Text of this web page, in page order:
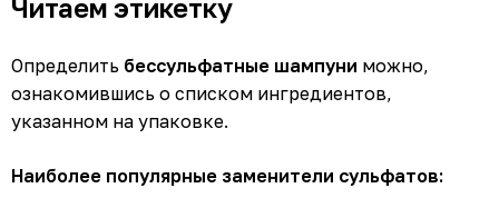
Читаем этикетку
Определить бессульфатные шампуни можно,
ознакомившись о списком ингредиентов,
указанном на упаковке.
Наиболее популярные заменители сульфатов: